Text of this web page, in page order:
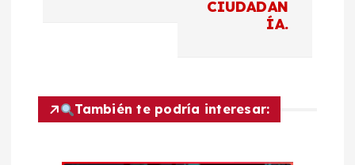
ó
n
CIUDADAN
ÍA.
También te podría interesar: